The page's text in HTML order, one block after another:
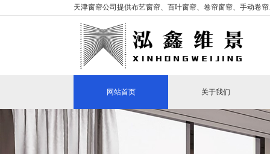
天津窗帘公司提供布艺窗帘、百叶窗帘、卷帘窗帘、手动卷
网站首页 关于我们